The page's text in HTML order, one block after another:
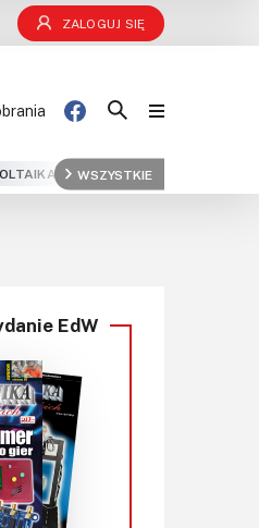
ZALOGUJ SIĘ
FPGA GPS
WSZYSTKIE
EdW